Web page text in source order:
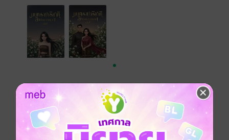
หนังสือเซตนี้มีทั้งหมด 2 เล่ม คือ
มนตราปาริชาติ ลิขิตรักระบบพฤกษา เล่ม 1
"ส่งฉันมาตายในป่าอาถรรพ์งั้นหรือ? ขอบใจนะ... ที่ทำให้